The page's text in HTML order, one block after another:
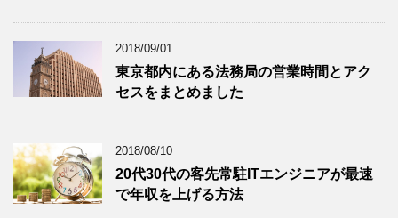
2018/09/01
東京都内にある法務局の営業時間とアク
セスをまとめました
2018/08/10
20代30代の客先常駐ITエンジニアが最速
で年収を上げる方法